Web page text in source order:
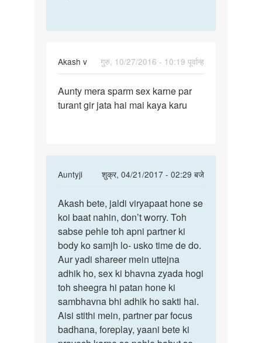
Akash v
गुरु, 10/27/2016 - 10:19 पूर्वान्ह
Aunty
mera
Aunty mera sparm sex karne par
turant gir jata hai mai kaya karu
Auntyji
शुक्र, 04/21/2017 - 02:29 बजे
In
to
Aunty
mera
sparm
sex
karne
by
Akash
v
Akash
bete,
jaldi
viryapaat
Akash bete, jaldi viryapaat hone se
koi baat nahin, don’t worry. Toh
sabse pehle toh apni partner ki
body ko samjh lo- usko time de do.
Aur yadi shareer mein uttejna
adhik ho, sex ki bhavna zyada hogi
toh sheegra hi patan hone ki
sambhavna bhi adhik ho sakti hai.
Aisi stithi mein, partner par focus
badhana, foreplay, yaani bete ki